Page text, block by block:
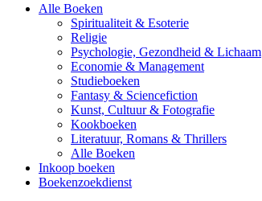
Alle Boeken
Spiritualiteit & Esoterie
Religie
Psychologie, Gezondheid & Lichaam
Economie & Management
Studieboeken
Fantasy & Sciencefiction
Kunst, Cultuur & Fotografie
Kookboeken
Literatuur, Romans & Thrillers
Alle Boeken
Inkoop boeken
Boekenzoekdienst